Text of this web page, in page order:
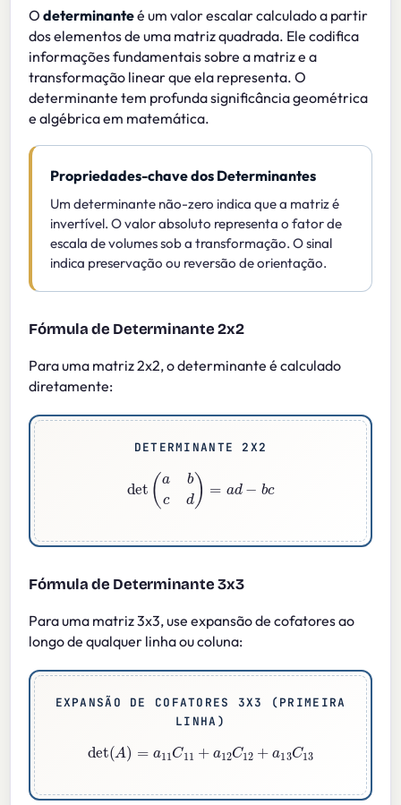
Odeterminanteé um valor escalar calculado a partir
dos elementos de uma matriz quadrada. Ele codifica
informações fundamentais sobre a matriz e a
transformação linear que ela representa. O
determinante tem profunda significância geométrica
e algébrica em matemática.
Propriedades-chave dos Determinantes
Um determinante não-zero indica que a matriz é
invertível. O valor absoluto representa o fator de
escala de volumes sob a transformação. O sinal
indica preservação ou reversão de orientação.
Fórmula de Determinante 2x2
Para uma matriz 2x2, o determinante é calculado
diretamente:
DETERMINANTE 2X2
det( cd
Fórmula de Determinante 3x3
Para uma matriz 3x3, use expansão de cofatores ao
longo de qualquer linha ou coluna:
EXPANSÃO DE COFATORES 3X3 (PRIMEIRA
LINHA)
det(A a11 C11 a 12 12 a 13C 13